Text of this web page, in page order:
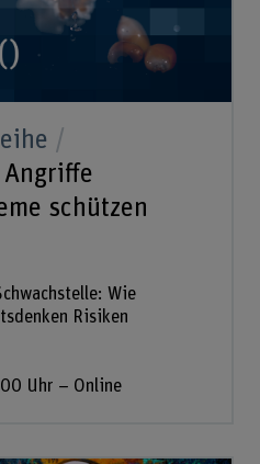
schützen
Wie
Risiken
Uhr – Online